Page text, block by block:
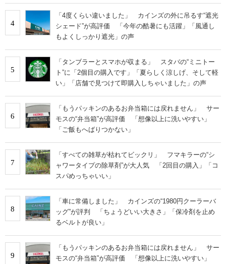
4
「4度くらい違いました」 カインズの外に吊るす“遮光
シェード”が高評価 「今年の酷暑にも活躍」「風通し
もよくしっかり遮光」の声
5
「タンブラーとスマホが収まる」 スタバの“ミニトー
ト”に「2個目の購入です」「夏らしく涼しげ、そして軽
い」「店舗で見つけて即購入しちゃいました」の声
6
「もうパッキンのあるお弁当箱には戻れません」 サー
モスの“弁当箱”が高評価 「想像以上に洗いやすい」
「ご飯もへばりつかない」
7
「すべての雑草が枯れてビックリ」 フマキラーの“シ
ャワータイプの除草剤”が大人気 「2回目の購入」「コ
スパめっちゃいい」
8
「車に常備しました」 カインズの“1980円クーラーバ
ッグ”が評判 「ちょうどいい大きさ」「保冷剤を止め
るベルトが良い」
9
「もうパッキンのあるお弁当箱には戻れません」 サー
モスの“弁当箱”が高評価 「想像以上に洗いやすい」